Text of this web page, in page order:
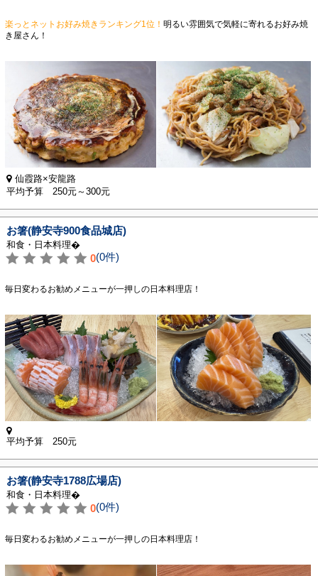
楽っとネットお好み焼きランキング1位！ 明るい雰囲気で気軽に寄れるお好み焼
き屋さん！
仙霞路×安龍路
平均予算 250元～300元
お箸(静安寺900食品城店)
和食・日本料理�
0(0件)
毎日変わるお勧めメニューが一押しの日本料理店！
平均予算 250元
お箸(静安寺1788広場店)
和食・日本料理�
0(0件)
毎日変わるお勧めメニューが一押しの日本料理店！